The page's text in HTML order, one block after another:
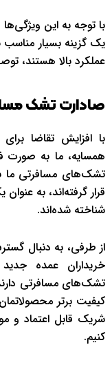
با توجه به این
یک گزینه بسیار مناسب
عملکرد بالا هستند،
صادارت تشک
با افزایش تقاضا
همسایه، ما به صورت
تشک‌های مسافرتی ما با
قرار گرفته‌اند، به
شناخته شده‌اند.
از طرفی، به دنبال
خریداران عمده
تشک‌های مسافرتی
کیفیت برتر
شریک قابل اعتماد و
کنیم.